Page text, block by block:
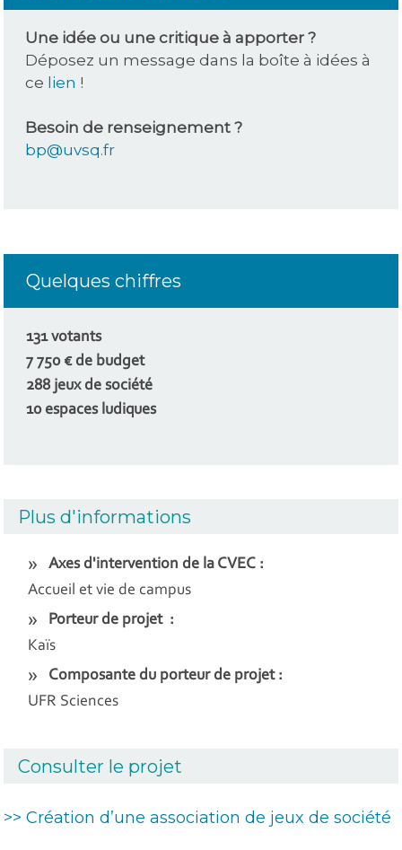
Une idée ou une critique à apporter ?
Déposez un message dans la boîte à idées à
ce lien !
Besoin de renseignement ?
bp@uvsq.fr
Quelques chiffres
131 votants
7 750 € de budget
288 jeux de société
10 espaces ludiques
Plus d'informations
Axes d'intervention de la CVEC :
Accueil et vie de campus
Porteur de projet :
Kaïs
Composante du porteur de projet :
UFR Sciences
Consulter le projet
>> Création d’une association de jeux de société